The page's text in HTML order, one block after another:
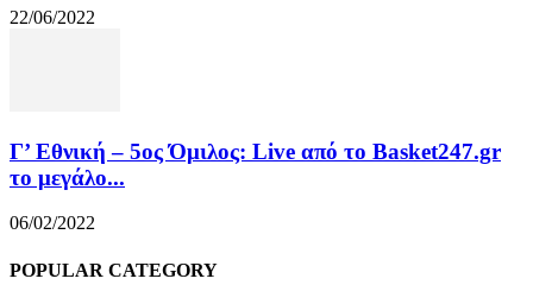
22/06/2022
Γ’ Εθνική – 5ος Όμιλος: Live από το Basket247.gr
το μεγάλο...
06/02/2022
POPULAR CATEGORY